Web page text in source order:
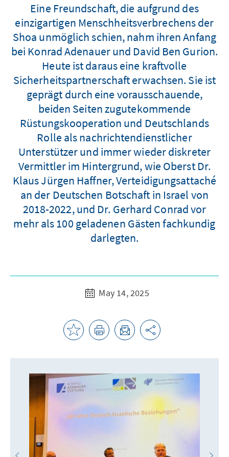
Eine Freundschaft, die aufgrund des
einzigartigen Menschheitsverbrechens der
Shoa unmöglich schien, nahm ihren Anfang
bei Konrad Adenauer und David Ben Gurion.
Heute ist daraus eine kraftvolle
Sicherheitspartnerschaft erwachsen. Sie ist
geprägt durch eine vorausschauende,
beiden Seiten zugutekommende
Rüstungskooperation und Deutschlands
Rolle als nachrichtendienstlicher
Unterstützer und immer wieder diskreter
Vermittler im Hintergrund, wie Oberst Dr.
Klaus Jürgen Haffner, Verteidigungsattaché
an der Deutschen Botschaft in Israel von
2018-2022, und Dr. Gerhard Conrad vor
mehr als 100 geladenen Gästen fachkundig
darlegten.
May 14, 2025